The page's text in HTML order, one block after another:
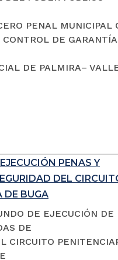
PENAL MUNICIPAL
CONTROL DE
DE PALMIRA–
PENAS Y
DEL
DE BUGA
DE EJECUCIÓN DE
DE
CIRCUITO